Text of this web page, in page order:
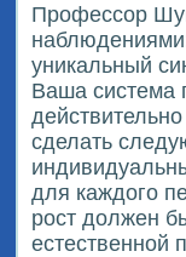
Профессор
уникальный
Ваша система
сделать
для каждого
рост должен
естественной